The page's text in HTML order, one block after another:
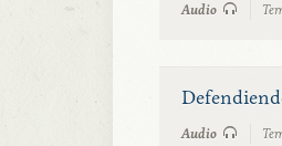
Audio
Audio